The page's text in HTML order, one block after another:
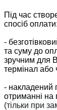
Під час
спосіб оплати:
-
та суму до
зручним для
термінал або
- накладений
отриманні на
(тільки при